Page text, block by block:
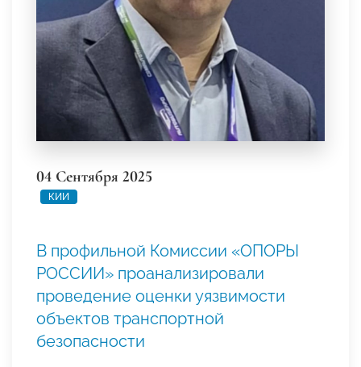
04 Сентября 2025
КИИ
В профильной Комиссии «ОПОРЫ
РОССИИ» проанализировали
проведение оценки уязвимости
объектов транспортной
безопасности